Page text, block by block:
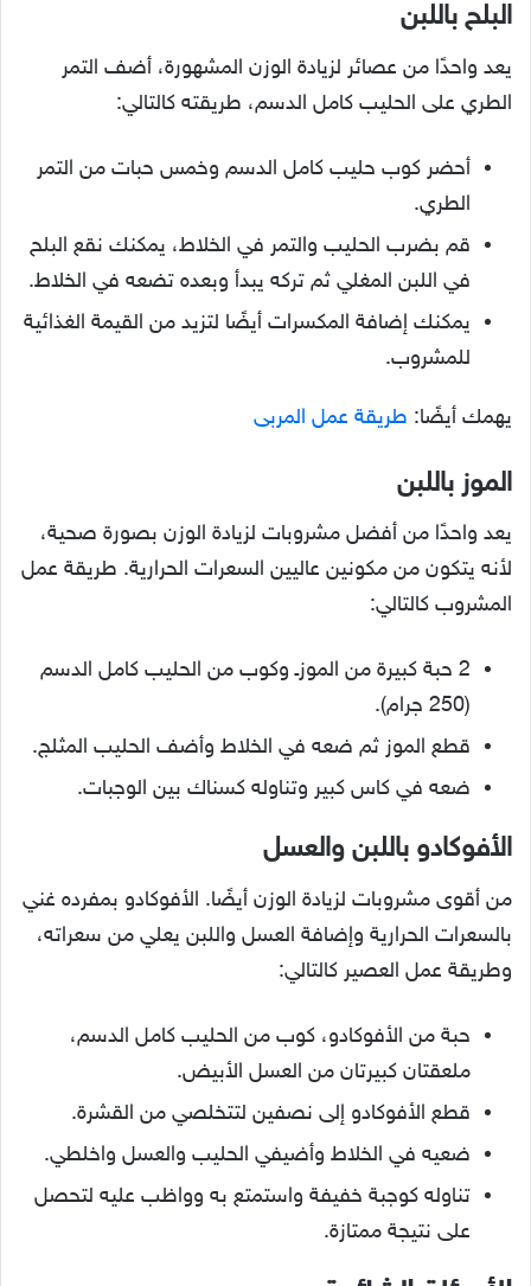
البلح باللبن
يعد واحدًا من عصائر لزيادة الوزن المشهورة، أضف التمر
الطري على الحليب كامل الدسم، طريقته كالتالي:
أحضر كوب حليب كامل الدسم وخمس حبات من التمر
الطري.
قم بضرب الحليب والتمر في الخلاط، يمكنك نقع البلح
في اللبن المغلي ثم تركه يبدأ وبعده تضعه في الخلاط.
يمكنك إضافة المكسرات أيضًا لتزيد من القيمة الغذائية
للمشروب.
يهمك أيضًا: طريقة عمل المربى
الموز باللبن
يعد واحدًا من أفضل مشروبات لزيادة الوزن بصورة صحية،
لأنه يتكون من مكونين عاليين السعرات الحرارية. طريقة عمل
المشروب كالتالي:
2 حبة كبيرة من الموزـ وكوب من الحليب كامل الدسم
(250 جرام).
قطع الموز ثم ضعه في الخلاط وأضف الحليب المثلج.
ضعه في كاس كبير وتناوله كسناك بين الوجبات.
الأفوكادو باللبن والعسل
من أقوى مشروبات لزيادة الوزن أيضًا. الأفوكادو بمفرده غني
بالسعرات الحرارية وإضافة العسل واللبن يعلي من سعراته،
وطريقة عمل العصير كالتالي:
حبة من الأفوكادو، كوب من الحليب كامل الدسم،
ملعقتان كبيرتان من العسل الأبيض.
قطع الأفوكادو إلى نصفين لتتخلصي من القشرة.
ضعيه في الخلاط وأضيفي الحليب والعسل واخلطي.
تناوله كوجبة خفيفة واستمتع به وواظب عليه لتحصل
على نتيجة ممتازة.